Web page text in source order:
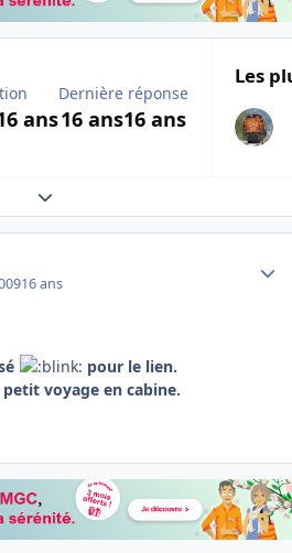
ans
Dernière réponse
16 ans16 ans
Les
Expand topic overview
16 ans
pour le lien.
voyage en cabine.